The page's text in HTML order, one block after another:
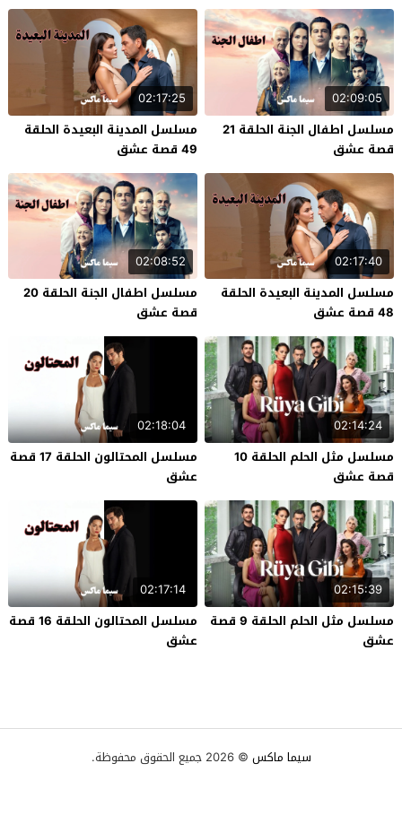
02:09:05
مسلسل اطفال الجنة الحلقة 21
قصة عشق
02:17:25
مسلسل المدينة البعيدة الحلقة
49 قصة عشق
02:17:40
مسلسل المدينة البعيدة الحلقة
48 قصة عشق
02:08:52
مسلسل اطفال الجنة الحلقة 20
قصة عشق
02:14:24
مسلسل مثل الحلم الحلقة 10
قصة عشق
02:18:04
مسلسل المحتالون الحلقة 17 قصة
عشق
02:15:39
مسلسل مثل الحلم الحلقة 9 قصة
عشق
02:17:14
مسلسل المحتالون الحلقة 16 قصة
عشق
سيما ماكس © 2026 جميع الحقوق محفوظة.